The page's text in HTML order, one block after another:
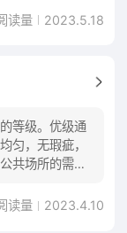
读量 2023.5.18
等级。优级通
匀，无瑕疵，
共场所的需
读量 2023.4.10